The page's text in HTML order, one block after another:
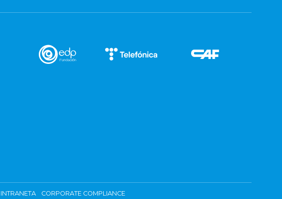
INTRANETA CORPORATE COMPLIANCE